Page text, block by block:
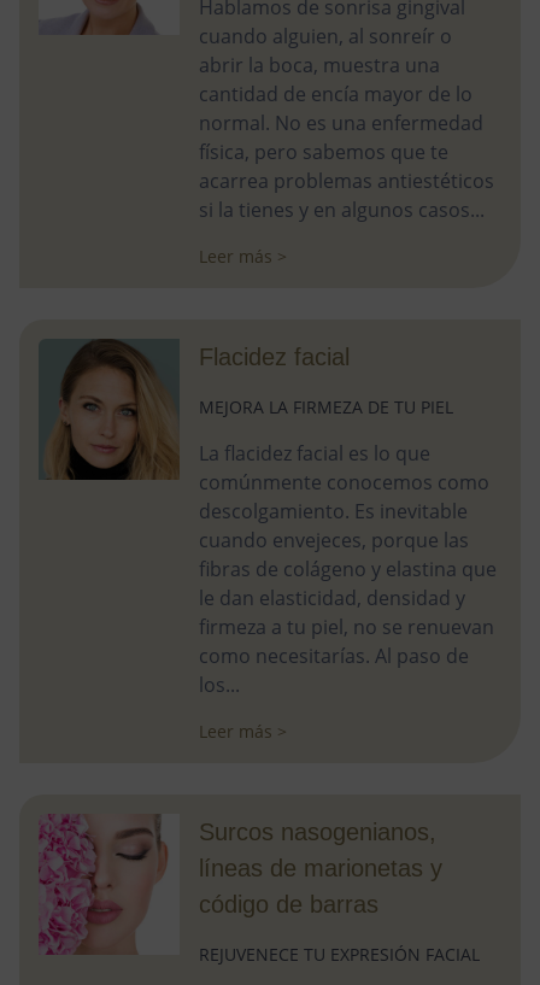
Hablamos de sonrisa gingival
cuando alguien, al sonreír o
abrir la boca, muestra una
cantidad de encía mayor de lo
normal. No es una enfermedad
física, pero sabemos que te
acarrea problemas antiestéticos
si la tienes y en algunos casos...
Leer más >
Flacidez facial
MEJORA LA FIRMEZA DE TU PIEL
La flacidez facial es lo que
comúnmente conocemos como
descolgamiento. Es inevitable
cuando envejeces, porque las
fibras de colágeno y elastina que
le dan elasticidad, densidad y
firmeza a tu piel, no se renuevan
como necesitarías. Al paso de
los...
Leer más >
Surcos nasogenianos,
líneas de marionetas y
código de barras
REJUVENECE TU EXPRESIÓN FACIAL